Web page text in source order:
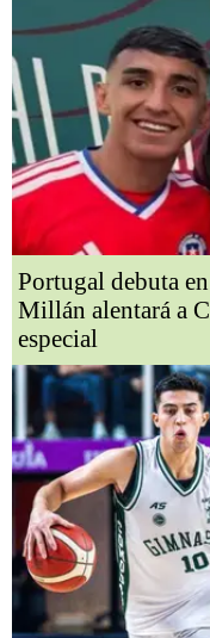
Portugal debuta
Millán alentará a
especial